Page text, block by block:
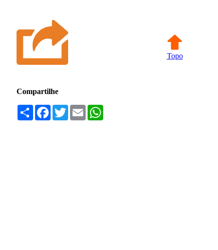
Topo
Compartilhe
Compartilhar
Facebook
TwitterEmail